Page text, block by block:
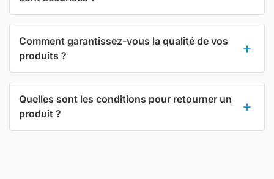
Comment garantissez-vous la qualité de vos
produits ?
Quelles sont les conditions pour retourner un
produit ?